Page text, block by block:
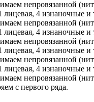
непровязанной
4 изнаночные и
непровязанной
4 изнаночные и
непровязанной
4 изнаночные и
непровязанной
4 изнаночные и
непровязанной
с первого ряда.